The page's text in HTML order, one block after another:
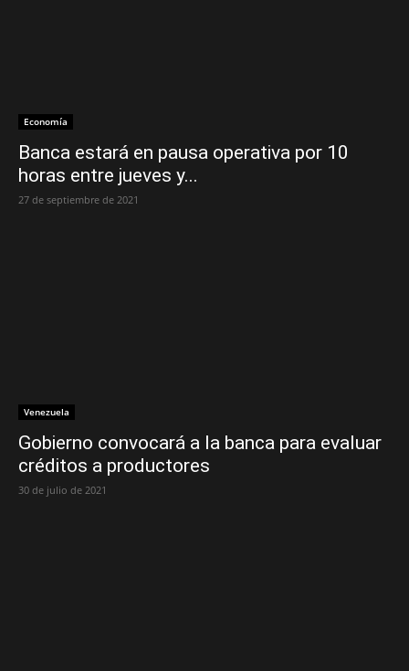
Economía
Banca estará en pausa operativa por 10
horas entre jueves y...
27 de septiembre de 2021
Venezuela
Gobierno convocará a la banca para evaluar
créditos a productores
30 de julio de 2021